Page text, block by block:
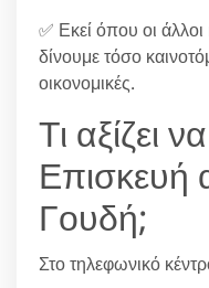
✅ Εκεί όπου οι
δίνουμε τόσο
οικονομικές.
Τι αξίζει
Επισκευή
Γουδή;
Στο τηλεφωνικό